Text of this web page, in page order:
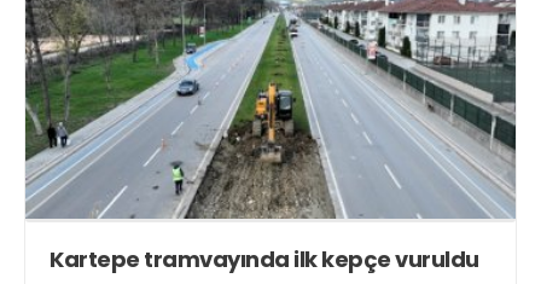
Kartepe tramvayında ilk kepçe vuruldu